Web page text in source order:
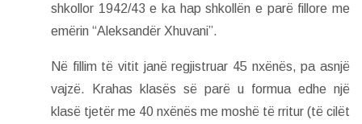
shkollor 1942/43 e ka hap shkollën e parë fillore me
emërin “Aleksandër Xhuvani”.
Në fillim të vitit janë regjistruar 45 nxënës, pa asnjë
vajzë. Krahas klasës së parë u formua edhe një
klasë tjetër me 40 nxënës me moshë të rritur (të cilët